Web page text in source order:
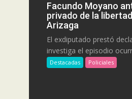
Facundo Moyano
privado de la
Arizaga
El exdiputado prestó
investiga el episodio
Destacadas Policiales